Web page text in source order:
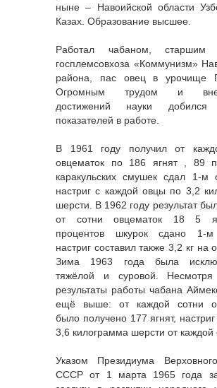
ныне – Навоийской области
Казах. Образование высшее.
Работал чабаном, старшим
госплемсовхоза «Коммунизм»
района, пас овец в урочище
Огромным трудом и
достижений науки добился
показателей в работе.
В 1961 году получил от
овцематок по 186 ягнят , 89
каракульских смушек сдал 1-м
настриг с каждой овцы по 3,2
шерсти. В 1962 году результат
от сотни овцематок 18 5
процентов шкурок сдано 1-м
настриг составил также 3,2 кг на
Зима 1963 года была
тяжёлой и суровой.
результаты работы чабана
ещё выше: от каждой сотни
было получено 177 ягнят, настриг
3,6 килограмма шерсти от каждой
Указом Президиума
СССР от 1 марта 1965 года